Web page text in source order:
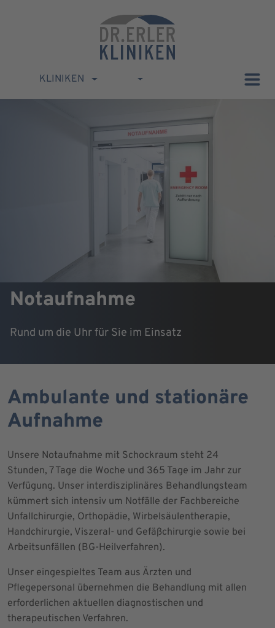
KLINIKEN
Notaufnahme
Rund um die Uhr für Sie im Einsatz
Ambulante und stationäre
Aufnahme
Unsere Notaufnahme mit Schockraum steht 24
Stunden, 7 Tage die Woche und 365 Tage im Jahr zur
Verfügung. Unser interdisziplinäres Behandlungsteam
kümmert sich intensiv um Notfälle der Fachbereiche
Unfallchirurgie, Orthopädie, Wirbelsäulentherapie,
Handchirurgie, Viszeral- und Gefäßchirurgie sowie bei
Arbeitsunfällen (BG-Heilverfahren).
Unser eingespieltes Team aus Ärzten und
Pflegepersonal übernehmen die Behandlung mit allen
erforderlichen aktuellen diagnostischen und
therapeutischen Verfahren.